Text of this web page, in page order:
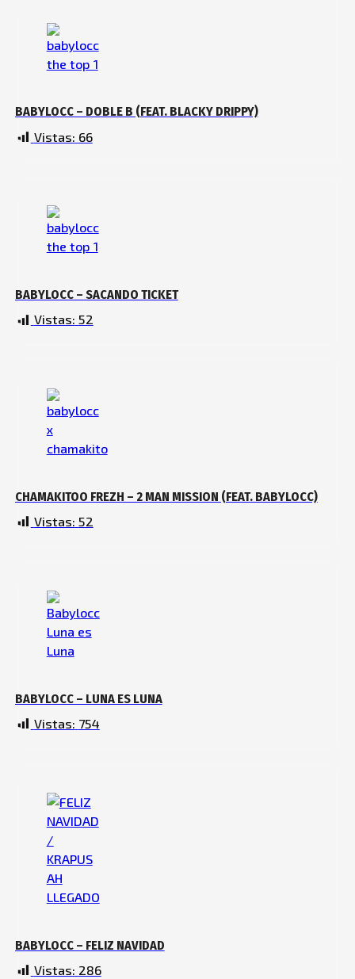
BABYLOCC – DOBLE B (FEAT. BLACKY DRIPPY)
Vistas: 66
BABYLOCC – SACANDO TICKET
Vistas: 52
CHAMAKITOO FREZH – 2 MAN MISSION (FEAT. BABYLOCC)
Vistas: 52
BABYLOCC – LUNA ES LUNA
Vistas: 754
BABYLOCC – FELIZ NAVIDAD
Vistas: 286